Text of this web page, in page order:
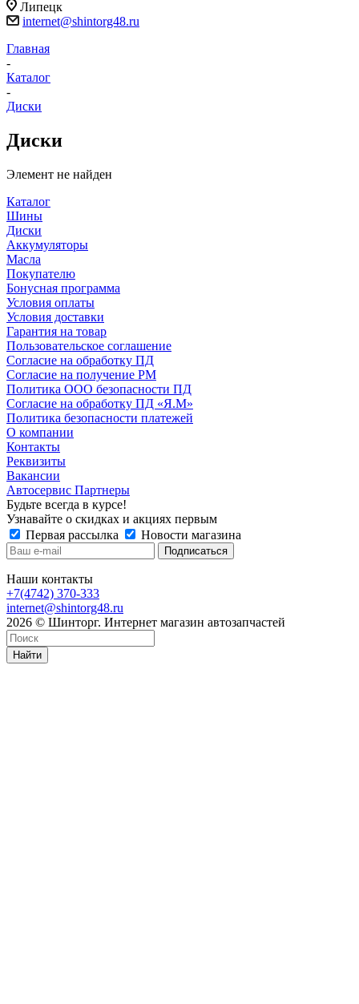
Липецк
internet@shintorg48.ru
Главная
-
Каталог
-
Диски
Диски
Элемент не найден
Каталог
Шины
Диски
Аккумуляторы
Масла
Покупателю
Бонусная программа
Условия оплаты
Условия доставки
Гарантия на товар
Пользовательское соглашение
Согласие на обработку ПД
Согласие на получение РМ
Политика ООО безопасности ПД
Согласие на обработку ПД «Я.М»
Политика безопасности платежей
О компании
Контакты
Реквизиты
Вакансии
Автосервис Партнеры
Будьте всегда в курсе!
Узнавайте о скидках и акциях первым
Первая рассылка
Новости магазина
Наши контакты
+7(4742) 370-333
internet@shintorg48.ru
2026 © Шинторг. Интернет магазин автозапчастей
Найти